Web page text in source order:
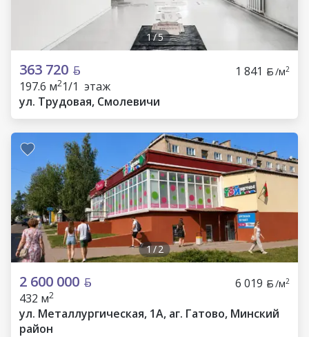
1/5
363 720 1 841 /м2
197.6 м21/1 этаж
ул. Трудовая, Смолевичи
1/2
2 600 000 6 019 /м2
432 м2
ул. Металлургическая, 1А, аг. Гатово, Минский
район